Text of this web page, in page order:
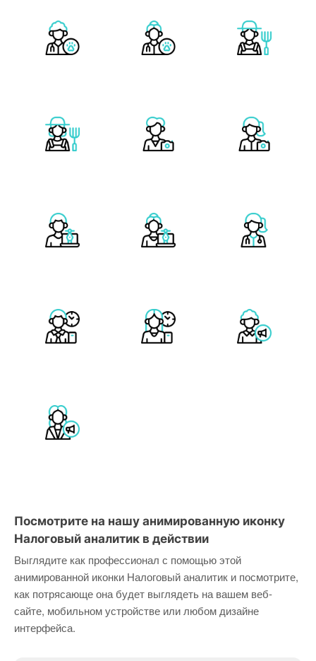
Посмотрите на нашу анимированную иконку
Налоговый аналитик в действии
Выглядите как профессионал с помощью этой
анимированной иконки Налоговый аналитик и посмотрите,
как потрясающе она будет выглядеть на вашем веб-
сайте, мобильном устройстве или любом дизайне
интерфейса.